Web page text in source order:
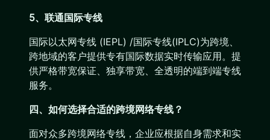
5、联通国际专线
国际以太网专线 (IEPL) /国际专线(IPLC)为跨境、
跨地域的客户提供专有国际数据实时传输应用。提
供严格带宽保证、独享带宽、全透明的端到端专线
服务。
四、如何选择合适的跨境网络专线？
面对众多跨境网络专线，企业应根据自身需求和实